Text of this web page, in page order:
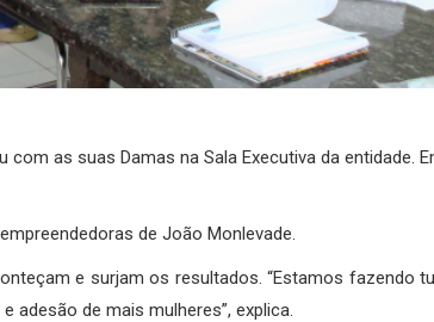
as suas Damas na Sala Executiva da entidade.
de João Monlevade.
e surjam os resultados. “Estamos fazendo
adesão de mais mulheres”, explica.